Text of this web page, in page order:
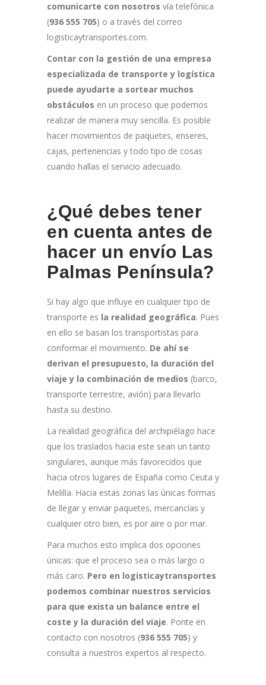
comunicarte con nosotros vía telefónica
(936 555 705) o a través del correo
logisticaytransportes.com.
Contar con la gestión de una empresa
especializada de transporte y logística
puede ayudarte a sortear muchos
obstáculos en un proceso que podemos
realizar de manera muy sencilla. Es posible
hacer movimientos de paquetes, enseres,
cajas, pertenencias y todo tipo de cosas
cuando hallas el servicio adecuado.
¿Qué debes tener
en cuenta antes de
hacer un envío Las
Palmas Península?
Si hay algo que influye en cualquier tipo de
transporte es la realidad geográfica. Pues
en ello se basan los transportistas para
conformar el movimiento. De ahí se
derivan el presupuesto, la duración del
viaje y la combinación de medios (barco,
transporte terrestre, avión) para llevarlo
hasta su destino.
La realidad geográfica del archipiélago hace
que los traslados hacia este sean un tanto
singulares, aunque más favorecidos que
hacia otros lugares de España como Ceuta y
Melilla. Hacia estas zonas las únicas formas
de llegar y enviar paquetes, mercancías y
cualquier otro bien, es por aire o por mar.
Para muchos esto implica dos opciones
únicas: que el proceso sea o más largo o
más caro. Pero en logisticaytransportes
podemos combinar nuestros servicios
para que exista un balance entre el
coste y la duración del viaje. Ponte en
contacto con nosotros (936 555 705) y
consulta a nuestros expertos al respecto.